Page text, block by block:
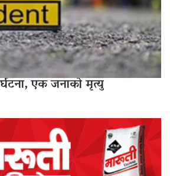
एक जनाको मृत्यु